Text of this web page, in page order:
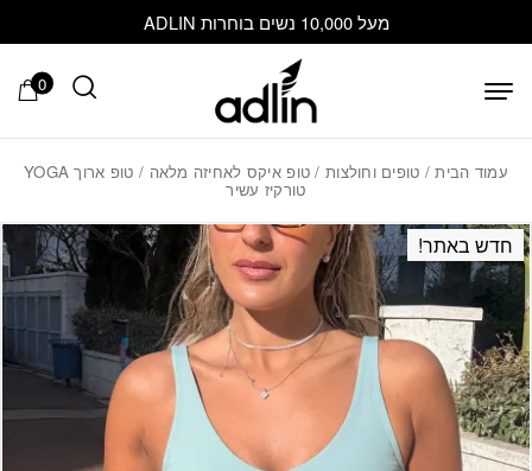
מעל 10,000 נשים בוחרות ADLIN
0
עמוד הבית/ טופים וחולצות / טופ איקס לאחיזה מלאה / טופ ארוך YOGA
טורקיז עשיר
חדש באתר!